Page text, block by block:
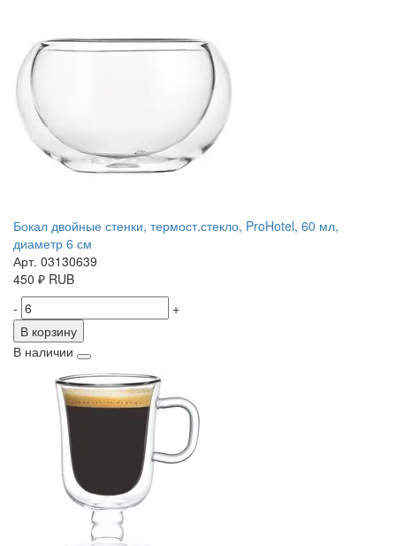
Бокал двойные стенки, термост.стекло, ProHotel, 60 мл,
диаметр 6 см
Арт. 03130639
450 ₽ RUB
-
+
В корзину
В наличии